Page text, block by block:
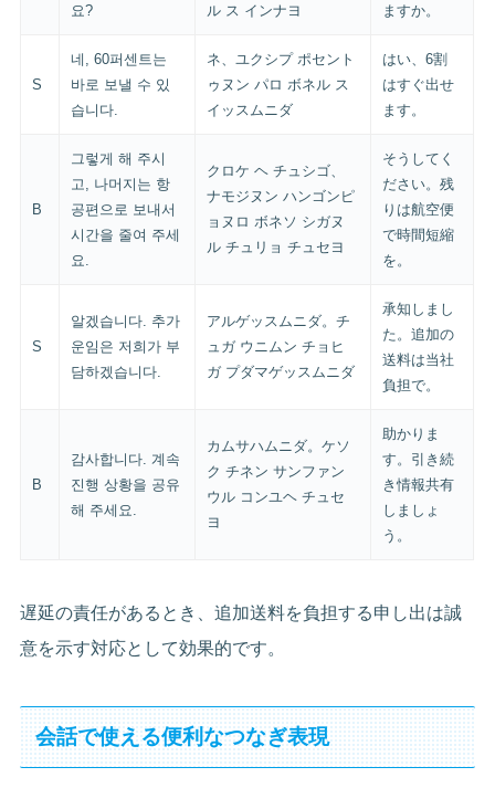
요?
ル ス インナヨ
ますか。
S
네, 60퍼센트는
바로 보낼 수 있
습니다.
ネ、ユクシプ ポセント
ゥヌン パロ ボネル ス
イッスムニダ
はい、6割
はすぐ出せ
ます。
B
그렇게 해 주시
고, 나머지는 항
공편으로 보내서
시간을 줄여 주세
요.
クロケ ヘ チュシゴ、
ナモジヌン ハンゴンピ
ョヌロ ボネソ シガヌ
ル チュリョ チュセヨ
そうしてく
ださい。残
りは航空便
で時間短縮
を。
S
알겠습니다. 추가
운임은 저희가 부
담하겠습니다.
アルゲッスムニダ。チ
ュガ ウニムン チョヒ
ガ プダマゲッスムニダ
承知しまし
た。追加の
送料は当社
負担で。
B
감사합니다. 계속
진행 상황을 공유
해 주세요.
カムサハムニダ。ケソ
ク チネン サンファン
ウル コンユヘ チュセ
ヨ
助かりま
す。引き続
き情報共有
しましょ
う。
遅延の責任があるとき、追加送料を負担する申し出は誠
意を示す対応として効果的です。
会話で使える便利なつなぎ表現